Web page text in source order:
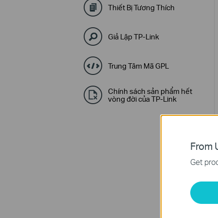
Thiết Bị Tương Thích
Giả Lập TP-Link
Trung Tâm Mã GPL
Chính sách sản phẩm hết
vòng đời của TP-Link
From
Get